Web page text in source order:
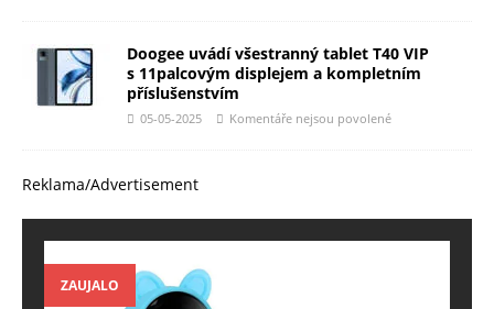
Doogee uvádí všestranný tablet T40 VIP
s 11palcovým displejem a kompletním
příslušenstvím
05-05-2025 Komentáře nejsou povolené
Reklama/Advertisement
ZAUJALO